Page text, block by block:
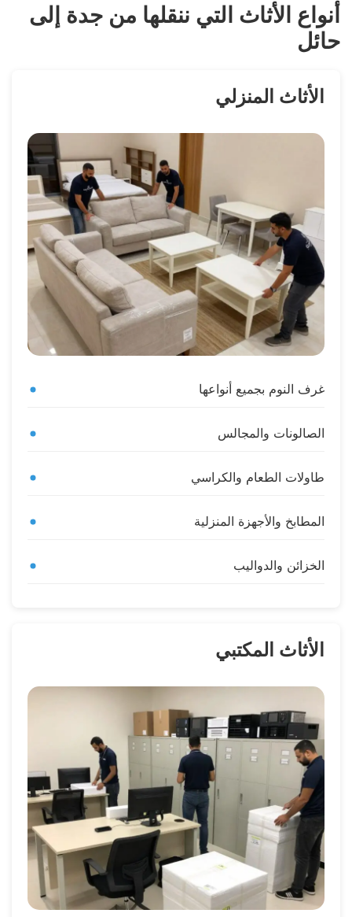
أنواع الأثاث التي ننقلها من جدة إلى
حائل
الأثاث المنزلي
غرف النوم بجميع أنواعها
الصالونات والمجالس
طاولات الطعام والكراسي
المطابخ والأجهزة المنزلية
الخزائن والدواليب
الأثاث المكتبي